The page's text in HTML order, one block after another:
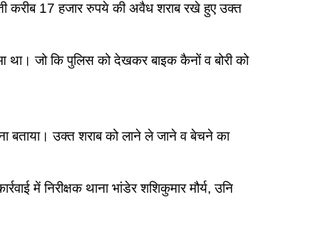
करीब 17 हजार रुपये की अवैध शराब रखे हुए उक्त
था।जो कि पुलिस को देखकर बाइक कैनों व बोरी को
बताया। उक्त शराब को लाने ले जाने व बेचने का
में निरीक्षक थाना भांडेर शशिकुमार मौर्य, उनि